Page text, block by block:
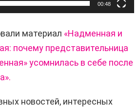
00:48
материал «Надменная и
почему представительница
усомнилась в себе после
новостей, интересных